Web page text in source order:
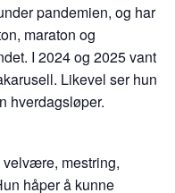
pandemien, og har
maraton og
I 2024 og 2025 vant
Likevel ser hun
hverdagsløper.
mestring,
håper å kunne